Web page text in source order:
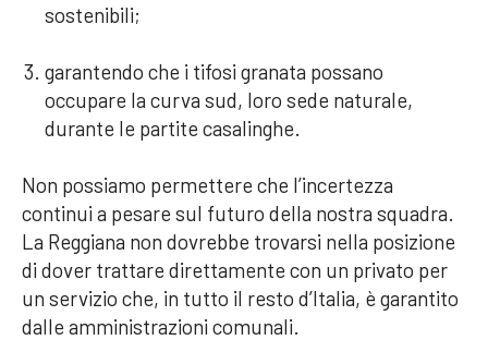
sostenibili;
garantendo che i tifosi granata possano
occupare la curva sud, loro sede naturale,
durante le partite casalinghe.
Non possiamo permettere che l’incertezza
continui a pesare sul futuro della nostra squadra.
La Reggiana non dovrebbe trovarsi nella posizione
di dover trattare direttamente con un privato per
un servizio che, in tutto il resto d’Italia, è garantito
dalle amministrazioni comunali.